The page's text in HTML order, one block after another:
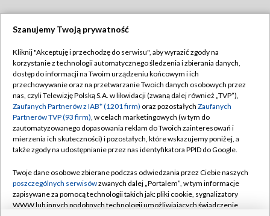
TVP
Abonament TVP
Emisja w TVP
Centrum informacji TVP
Naziemna Telewizja Cyfrowa
Rada Programowa
System NOS
Regulamin TVP
Polityka prywatności
Moje zgody
Pomoc
Kontakt
Szanujemy Twoją prywatność
Kliknij "Akceptuję i przechodzę do serwisu", aby wyrazić zgody na
korzystanie z technologii automatycznego śledzenia i zbierania danych,
dostęp do informacji na Twoim urządzeniu końcowym i ich
przechowywanie oraz na przetwarzanie Twoich danych osobowych przez
nas, czyli Telewizję Polską S.A. w likwidacji (zwaną dalej również „TVP”),
Zaufanych Partnerów z IAB* (1201 firm) oraz pozostałych Zaufanych
Partnerów TVP (93 firm), w celach marketingowych (w tym do
zautomatyzowanego dopasowania reklam do Twoich zainteresowań i
mierzenia ich skuteczności) i pozostałych, które wskazujemy poniżej, a
także zgody na udostępnianie przez nas identyfikatora PPID do Google.
Twoje dane osobowe zbierane podczas odwiedzania przez Ciebie naszych
poszczególnych serwisówzwanych dalej „Portalem”, w tym informacje
zapisywane za pomocą technologii takich jak: pliki cookie, sygnalizatory
WWW lub innych podobnych technologii umożliwiających świadczenie